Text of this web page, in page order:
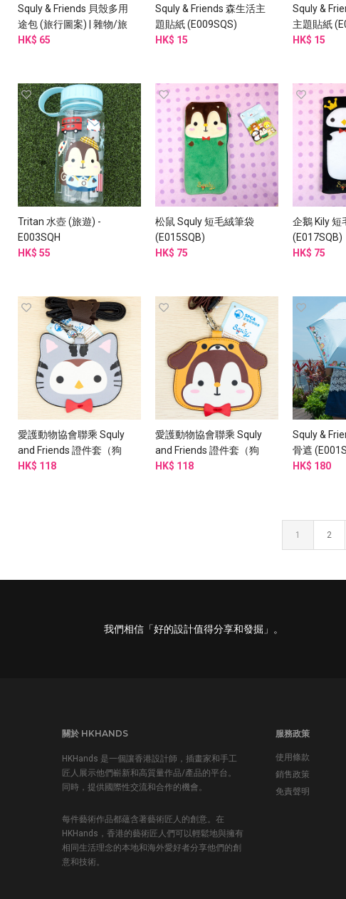
Squly & Friends 貝殼多用
途包 (旅行圖案) | 雜物/旅
行/化妝 (I006SQB)
HK$ 65
Squly & Friends 森生活主
題貼紙 (E009SQS)
HK$ 15
Squly &
主題貼紙
HK$ 15
Tritan 水壺 (旅遊) -
E003SQH
HK$ 55
松鼠 Squly 短毛絨筆袋
(E015SQB)
HK$ 75
企鵝 Kily 短
(E017SQB)
HK$ 75
愛護動物協會聯乘 Squly
and Friends 證件套（狗
仔款） - G003SQB
HK$ 118
愛護動物協會聯乘 Squly
and Friends 證件套（狗
仔款） - G003SQB
HK$ 118
Squly &
骨遮
HK$ 180
1 2
我們相信「好的設計值得分享和發掘」。
關於 HKHANDS
HKHands 是一個讓香港設計師，插畫家和手工
匠人展示他們嶄新和高質量作品/產品的平台。
同時，提供國際性交流和合作的機會。
每件藝術作品都蘊含著藝術匠人的創意。在
HKHands，香港的藝術匠人們可以輕鬆地與擁有
相同生活理念的本地和海外愛好者分享他們的創
意和技術。
服務政策
使用條款
銷售政策
免責聲明